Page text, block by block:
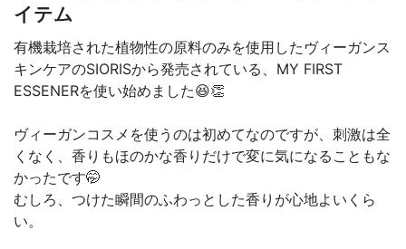
イテム
有機栽培された植物性の原料のみを使用したヴィーガンス
キンケアのSIORISから発売されている、MY FIRST
ESSENERを使い始めました😆👏
ヴィーガンコスメを使うのは初めてなのですが、刺激は全
くなく、香りもほのかな香りだけで変に気になることもな
かったです🤭
むしろ、つけた瞬間のふわっとした香りが心地よいくら
い。